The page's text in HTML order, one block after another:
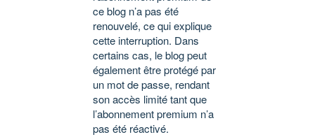
ce blog n’a pas été
renouvelé, ce qui explique
cette interruption. Dans
certains cas, le blog peut
également être protégé par
un mot de passe, rendant
son accès limité tant que
l’abonnement premium n’a
pas été réactivé.